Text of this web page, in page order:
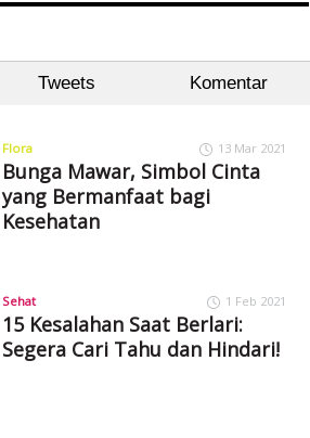
Tweets Komentar
Flora 13 Mar 2021
Bunga Mawar, Simbol Cinta
yang Bermanfaat bagi
Kesehatan
Sehat 1 Feb 2021
15 Kesalahan Saat Berlari:
Segera Cari Tahu dan Hindari!